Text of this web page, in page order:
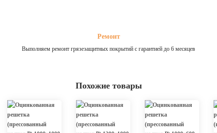
Ремонт
Выполняем ремонт грязезащитных покрытий с гарантией до 6 месяцев
Похожие товары